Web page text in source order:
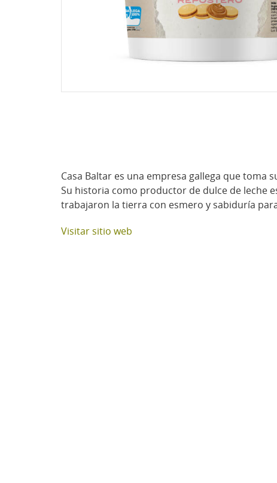
Casa Baltar es una empresa gallega que toma
Su historia como productor de dulce de leche
trabajaron la tierra con esmero y sabiduría
Visitar sitio web